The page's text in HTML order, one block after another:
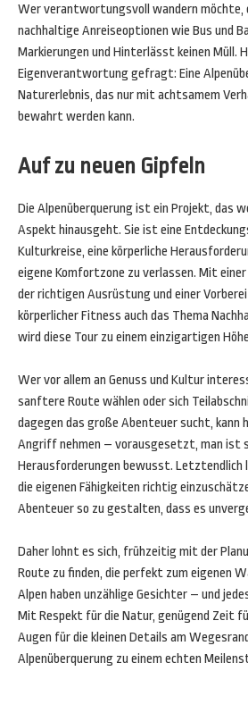
Wer verantwortungsvoll wandern
nachhaltige Anreiseoptionen wie Bus und
Markierungen und Hinterlässt keinen Müll.
Eigenverantwortung gefragt: Eine
Naturerlebnis, das nur mit achtsamem
bewahrt werden kann.
Auf zu neuen Gipfeln
Die Alpenüberquerung ist ein Projekt, das
Aspekt hinausgeht. Sie ist eine
Kulturkreise, eine körperliche
eigene Komfortzone zu verlassen. Mit
der richtigen Ausrüstung und einer
körperlicher Fitness auch das Thema
wird diese Tour zu einem einzigartigen
Wer vor allem an Genuss und Kultur
sanftere Route wählen oder sich
dagegen das große Abenteuer sucht, kann
Angriff nehmen – vorausgesetzt, man ist
Herausforderungen bewusst. Letztendlich
die eigenen Fähigkeiten richtig
Abenteuer so zu gestalten, dass es
Daher lohnt es sich, frühzeitig mit der
Route zu finden, die perfekt zum eigenen
Alpen haben unzählige Gesichter – und
Mit Respekt für die Natur, genügend Zeit
Augen für die kleinen Details am
Alpenüberquerung zu einem echten